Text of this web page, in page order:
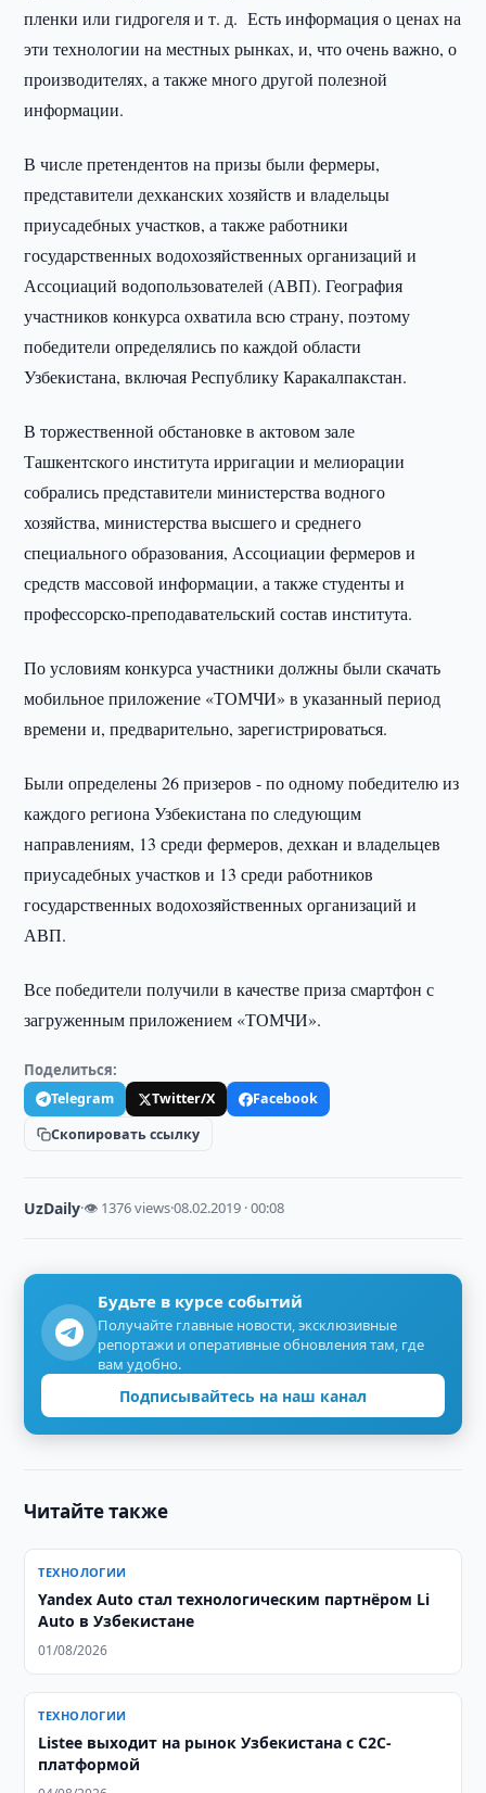
пленки или гидрогеля и т. д. Есть информация о ценах на
эти технологии на местных рынках, и, что очень важно, о
производителях, а также много другой полезной
информации.
В числе претендентов на призы были фермеры,
представители дехканских хозяйств и владельцы
приусадебных участков, а также работники
государственных водохозяйственных организаций и
Ассоциаций водопользователей (АВП). География
участников конкурса охватила всю страну, поэтому
победители определялись по каждой области
Узбекистана, включая Республику Каракалпакстан.
В торжественной обстановке в актовом зале
Ташкентского института ирригации и мелиорации
собрались представители министерства водного
хозяйства, министерства высшего и среднего
специального образования, Ассоциации фермеров и
средств массовой информации, а также студенты и
профессорско-преподавательский состав института.
По условиям конкурса участники должны были скачать
мобильное приложение «ТОМЧИ» в указанный период
времени и, предварительно, зарегистрироваться.
Были определены 26 призеров - по одному победителю из
каждого региона Узбекистана по следующим
направлениям, 13 среди фермеров, дехкан и владельцев
приусадебных участков и 13 среди работников
государственных водохозяйственных организаций и
АВП.
Все победители получили в качестве приза смартфон с
загруженным приложением «ТОМЧИ».
Поделиться:
Telegram Twitter/X
Facebook
Скопировать ссылку
UzDaily·👁 1376 views·08.02.2019 · 00:08
Будьте в курсе событий
Получайте главные новости, эксклюзивные
репортажи и оперативные обновления там, где
вам удобно.
Подписывайтесь на наш канал
Читайте также
ТЕХНОЛОГИИ
Yandex Auto стал технологическим партнёром Li
Auto в Узбекистане
01/08/2026
ТЕХНОЛОГИИ
Listee выходит на рынок Узбекистана с C2C-
платформой